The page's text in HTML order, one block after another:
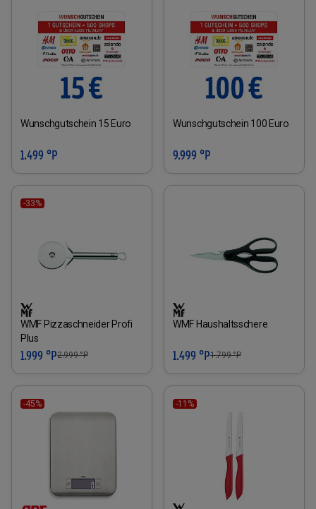
Wunschgutschein 15 Euro
1.499 °P
Wunschgutschein 100 Euro
9.999 °P
-33%
WMF Pizzaschneider Profi
Plus
1.999 °P2.999°P
WMF Haushaltsschere
1.499 °P1.799°P
-45% -11%